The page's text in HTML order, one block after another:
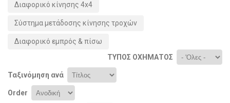
Διαφορικό κίνησης 4x4
Σύστημα μετάδοσης κίνησης τροχών
Διαφορικό εμπρός & πίσω
ΤΎΠΟΣ ΟΧΉΜΑΤΟΣ
Ταξινόμηση ανά
Order